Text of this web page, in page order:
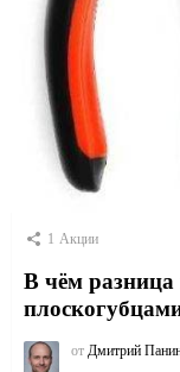
1 Акции
В чём
от Дмитрий